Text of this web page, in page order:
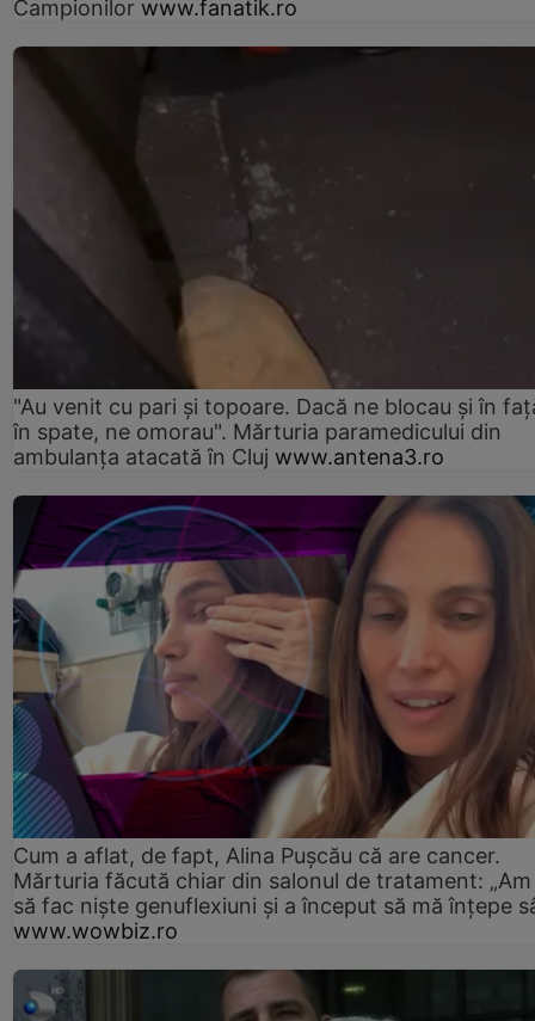
Campionilor www.fanatik.ro
"Au venit cu pari și topoare. Dacă ne blocau şi în
în spate, ne omorau". Mărturia paramedicului din
ambulanţa atacată în Cluj www.antena3.ro
Cum a aflat, de fapt, Alina Pușcău că are cancer.
Mărturia făcută chiar din salonul de tratament:
să fac niște genuflexiuni și a început să mă înțepe
www.wowbiz.ro